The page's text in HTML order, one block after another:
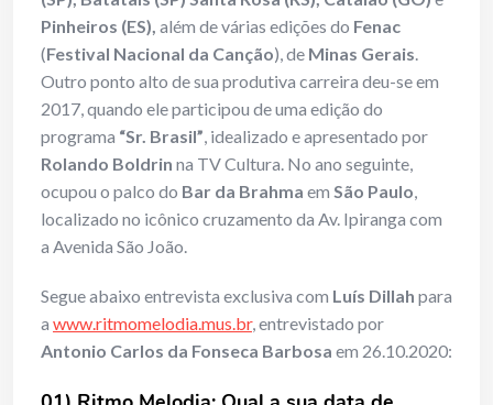
Pinheiros (ES), além de várias edições do Fenac
(Festival Nacional da Canção), de Minas Gerais.
Outro ponto alto de sua produtiva carreira deu-se em
2017, quando ele participou de uma edição do
programa “Sr. Brasil”, idealizado e apresentado por
Rolando Boldrin na TV Cultura. No ano seguinte,
ocupou o palco do Bar da Brahma em São Paulo,
localizado no icônico cruzamento da Av. Ipiranga com
a Avenida São João.
Segue abaixo entrevista exclusiva com Luís Dillah para
a www.ritmomelodia.mus.br, entrevistado por
Antonio Carlos da Fonseca Barbosa em 26.10.2020: